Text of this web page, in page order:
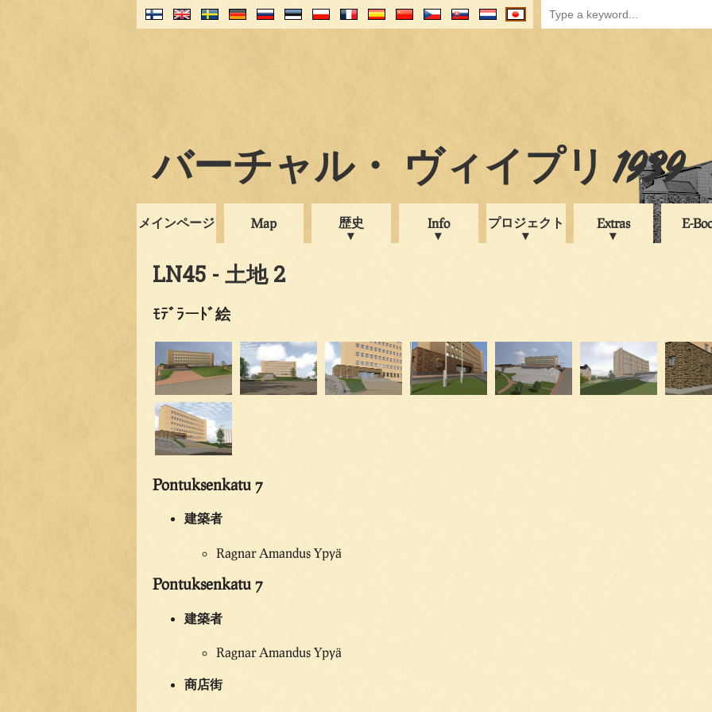
バーチャル・ ヴィイプリ 1939
メインページ Map 歴史 Info プロジェクト Extras E-
LN45 - 土地 2
ﾓﾃﾞﾗーﾄﾞ絵
Pontuksenkatu 7
建築者
Ragnar Amandus Ypyä
Pontuksenkatu 7
建築者
Ragnar Amandus Ypyä
商店街